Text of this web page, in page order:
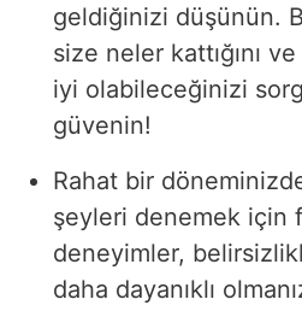
geldiğinizi düşünün.
size neler kattığını
iyi olabileceğinizi
güvenin!
Rahat bir
şeyleri denemek için
deneyimler,
daha dayanıklı